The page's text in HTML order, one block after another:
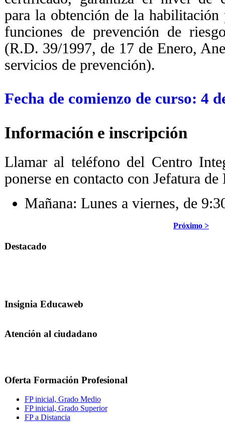
para la obtención de la habilitación
funciones de prevención de
(R.D. 39/1997, de 17 de Enero,
servicios de prevención).
Fecha de comienzo de curso: 4
Información e inscripción
Llamar al teléfono del Centro
ponerse en contacto con Jefatura
Mañana: Lunes a viernes, de
Próximo >
Destacado
Insignia Educaweb
Atención al ciudadano
Oferta Formación Profesional
FP inicial, Grado Medio
FP inicial, Grado Superior
FP a Distancia